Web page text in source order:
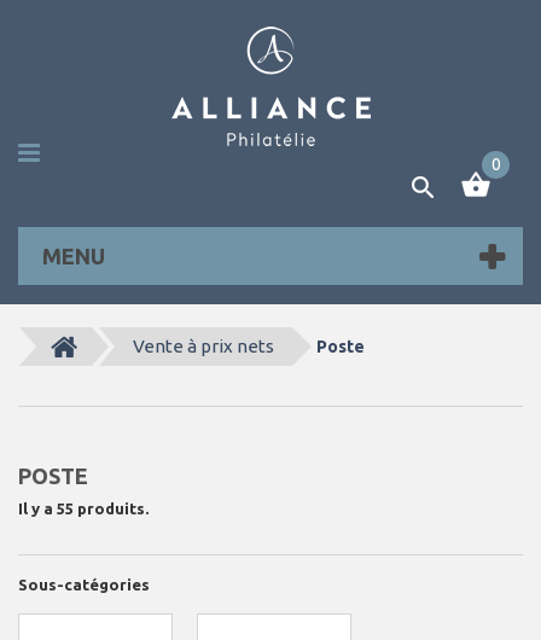
0
MENU
Vente à prix nets Poste
POSTE
Il y a 55 produits.
Sous-catégories